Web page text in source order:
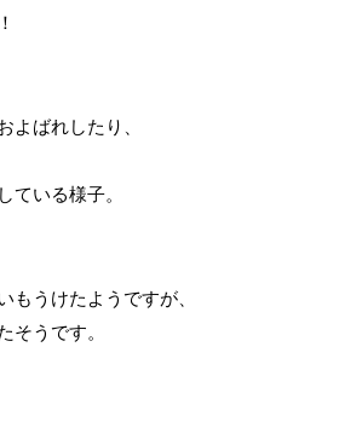
よばれしたり、
ている様子。
もうけたようですが、
そうです。